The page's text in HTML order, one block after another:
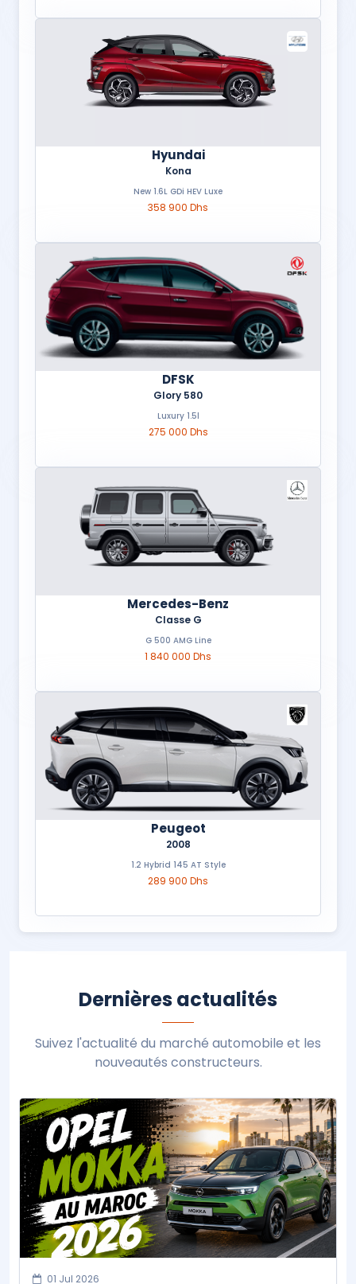
Hyundai
Kona
New 1.6L GDi HEV Luxe
358 900 Dhs
DFSK
Glory 580
Luxury 1.5l
275 000 Dhs
Mercedes-Benz
Classe G
G 500 AMG Line
1 840 000 Dhs
Peugeot
2008
1.2 Hybrid 145 AT Style
289 900 Dhs
Dernières actualités
Suivez l'actualité du marché automobile et les
nouveautés constructeurs.
01 Jul 2026